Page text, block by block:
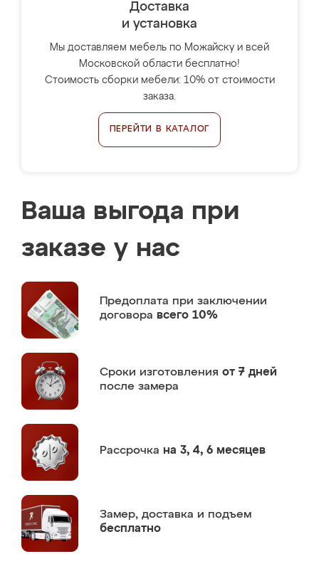
Доставка
и установка
Мы доставляем мебель по Можайску и всей
Московской области бесплатно!
Стоимость сборки мебели: 10% от стоимости
заказа.
ПЕРЕЙТИ В КАТАЛОГ
Ваша выгода при
заказе у нас
Предоплата при заключении
договора всего 10%
Сроки изготовления от 7 дней
после замера
Рассрочка на 3, 4, 6 месяцев
Замер, доставка и подъем
бесплатно